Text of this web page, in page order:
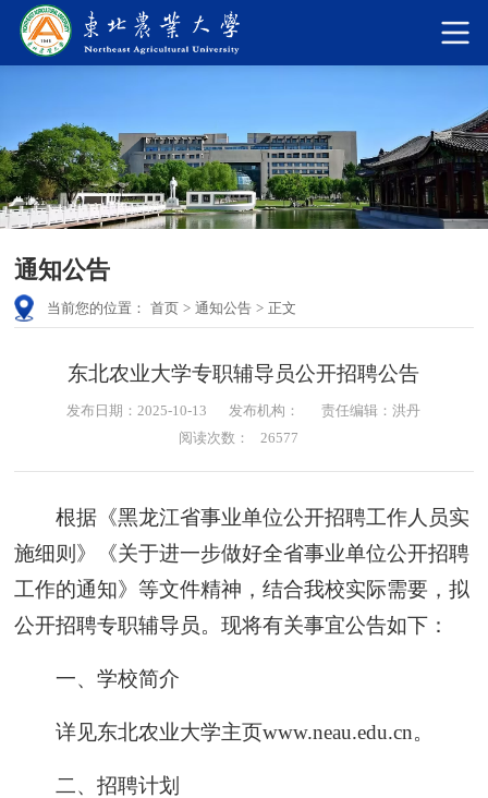
通知公告
当前您的位置： 首页 > 通知公告 > 正文
东北农业大学专职辅导员公开招聘公告
发布日期：2025-10-13 发布机构：
责任编辑：洪丹
阅读次数：
26577
根据《黑龙江省事业单位公开招聘工作人员实
施细则》《关于进一步做好全省事业单位公开招聘
工作的通知》等文件精神，结合我校实际需要，拟
公开招聘专职辅导员。现将有关事宜公告如下：
一、学校简介
详见东北农业大学主页www.neau.edu.cn。
二、招聘计划